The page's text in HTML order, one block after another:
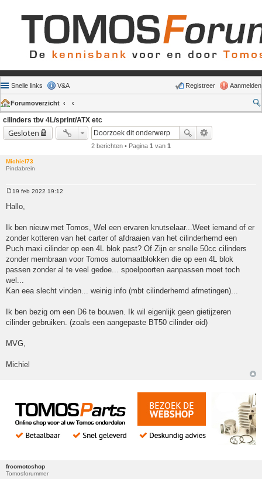
Snelle links V&A Aanmelden
Registreer
Forumoverzicht
cilinders tbv 4L/sprint/ATX etc
Gesloten
2 berichten • Pagina 1 van 1
Michiel73
Pindabrein
19 feb 2022 19:12
Hallo,
Ik ben nieuw met Tomos, Wel een ervaren knutselaar...Weet iemand of er
zonder kotteren van het carter of afdraaien van het cilinderhemd een
Puch maxi cilinder op een 4L blok past? Of Zijn er snelle 50cc cilinders
zonder membraan voor Tomos automaatblokken die op een 4L blok
passen zonder al te veel gedoe... spoelpoorten aanpassen moet toch
wel...
Kan eea slecht vinden... weinig info (mbt cilinderhemd afmetingen)...
Ik ben bezig om een D6 te bouwen. Ik wil eigenlijk geen gietijzeren
cilinder gebruiken. (zoals een aangepaste BT50 cilinder oid)
MVG,
Michiel
frcomotoshop
Tomosforummer